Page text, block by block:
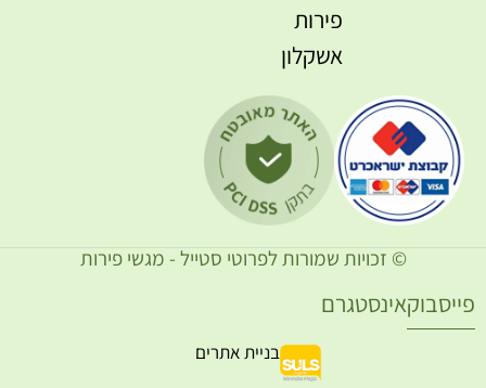
פירות
אשקלון
© זכויות שמורות לפרוטי סטייל - מגשי פירות
בניית אתרים
אינסטגרם